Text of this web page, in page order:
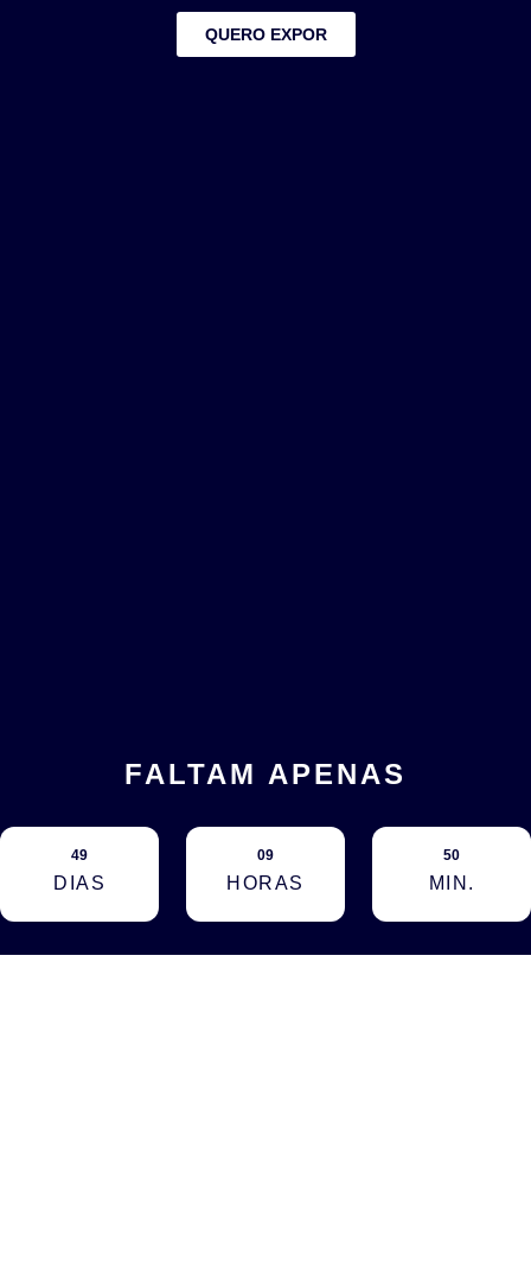
QUERO EXPOR
FALTAM APENAS
49
DIAS
09
HORAS
50
MIN.